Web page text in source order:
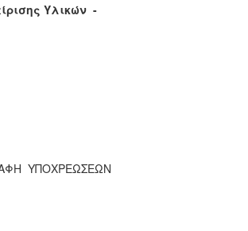
Υλικών -
ΥΠΟΧΡΕΩΣΕΩΝ